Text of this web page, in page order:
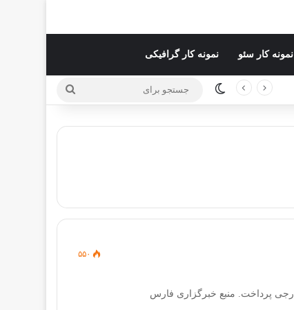
نمونه کار سئو نمونه کار گرافیکی
تغییر پوسته جستجو
۵۵۰